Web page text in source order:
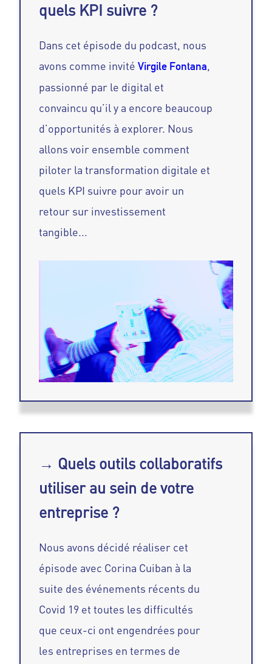
quels KPI suivre ?
Dans cet épisode du podcast, nous
avons comme invité Virgile Fontana,
passionné par le digital et
convaincu qu’il y a encore beaucoup
d’opportunités à explorer. Nous
allons voir ensemble comment
piloter la transformation digitale et
quels KPI suivre pour avoir un
retour sur investissement
tangible...
→ Quels outils collaboratifs
utiliser au sein de votre
entreprise ?
Nous avons décidé réaliser cet
épisode avec Corina Cuiban à la
suite des événements récents du
Covid 19 et toutes les difficultés
que ceux-ci ont engendrées pour
les entreprises en termes de